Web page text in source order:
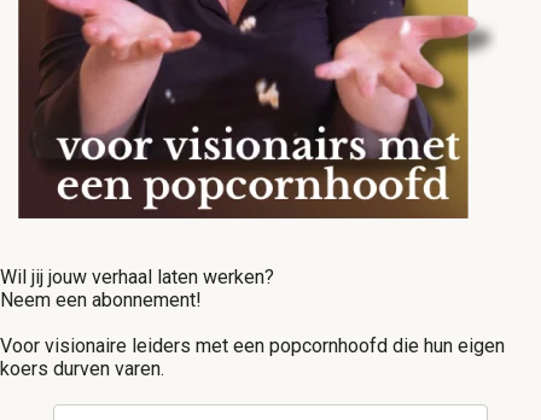
Wil jij jouw verhaal laten werken?
Neem een abonnement!
Voor visionaire leiders met een popcornhoofd die hun eigen
koers durven varen.